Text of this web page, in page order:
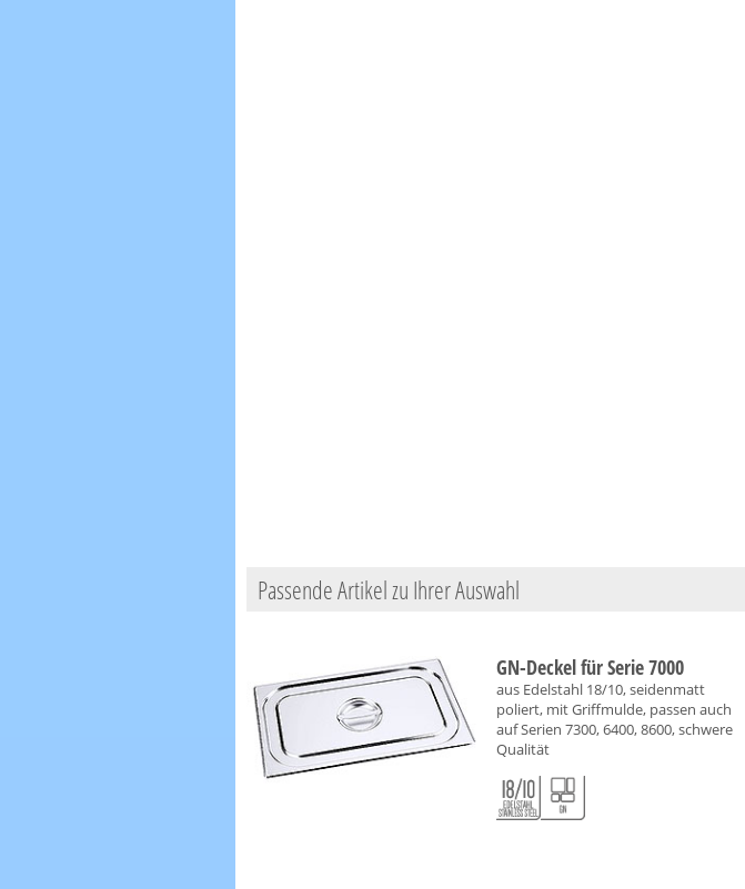
Passende Artikel zu Ihrer Auswahl
GN-Deckel für Serie 7000
aus Edelstahl 18/10, seidenmatt
poliert, mit Griffmulde, passen auch
auf Serien 7300, 6400, 8600, schwere
Qualität